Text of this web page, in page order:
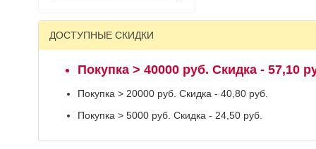
ДОСТУПНЫЕ СКИДКИ
Покупка > 40000 руб. Скидка - 57,10
Покупка > 20000 руб. Скидка - 40,80 руб.
Покупка > 5000 руб. Скидка - 24,50 руб.